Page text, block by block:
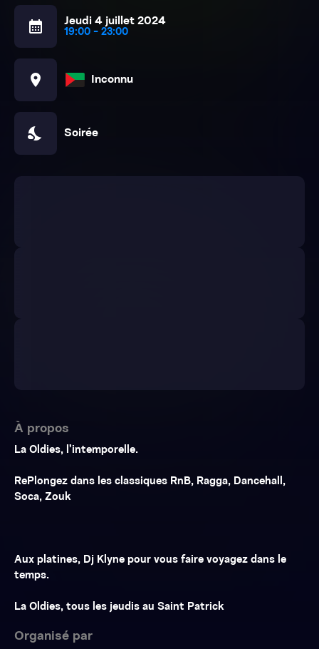
calendar_month Jeudi 4 juillet 2024
19:00 - 23:00
location_on Inconnu
nights_stay Soirée
À propos
La Oldies, l’intemporelle.
RePlongez dans les classiques RnB, Ragga, Dancehall,
Soca, Zouk
Aux platines, Dj Klyne pour vous faire voyagez dans le
temps.
La Oldies, tous les jeudis au Saint Patrick
Organisé par